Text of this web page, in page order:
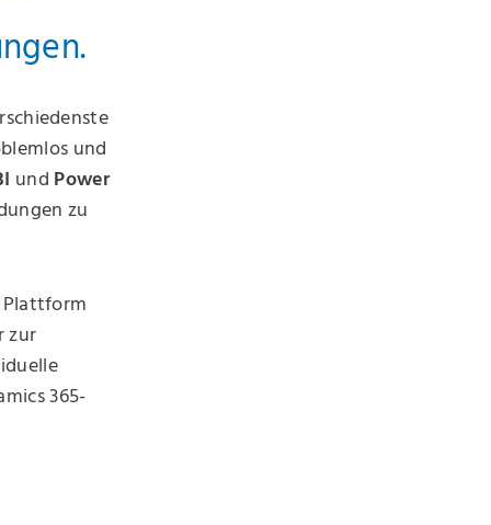
und
und Power
zu
Plattform
zur
365-